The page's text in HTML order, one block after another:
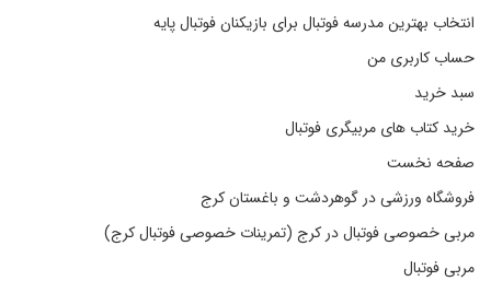
انتخاب بهترین مدرسه فوتبال برای بازیکنان فوتبال پایه
حساب کاربری من
سبد خرید
خرید کتاب های مربیگری فوتبال
صفحه نخست
فروشگاه ورزشی در گوهردشت و باغستان کرج
مربی خصوصی فوتبال در کرج (تمرینات خصوصی فوتبال کرج)
مربی فوتبال